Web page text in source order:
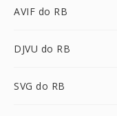
AVIF do RB
DJVU do RB
SVG do RB